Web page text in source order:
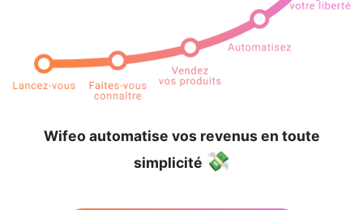
Wifeo automatise vos revenus en toute
simplicité 💸